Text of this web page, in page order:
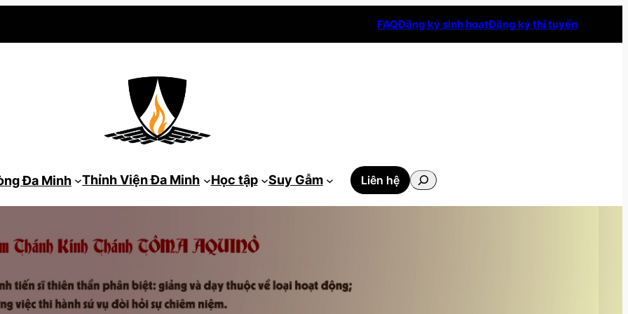
FAQĐăng ký sinh hoạtĐăng ký thi tuyển
Đa Minh Thỉnh Viện Đa Minh Học tập Suy Gẫm Liên hệ
Tìm
kiếm